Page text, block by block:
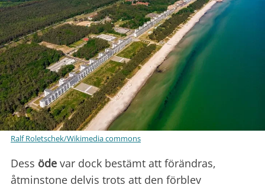
Ralf Roletschek/Wikimedia commons
Dess öde var dock bestämt att förändras,
åtminstone delvis trots att den förblev